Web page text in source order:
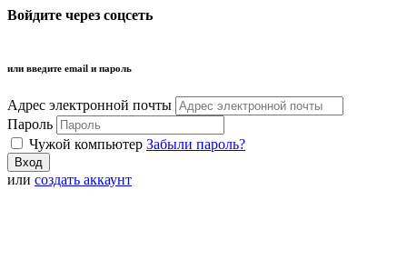
Войдите через соцсеть
или введите email и пароль
Адрес электронной почты
Пароль
Чужой компьютер Забыли пароль?
или создать аккаунт